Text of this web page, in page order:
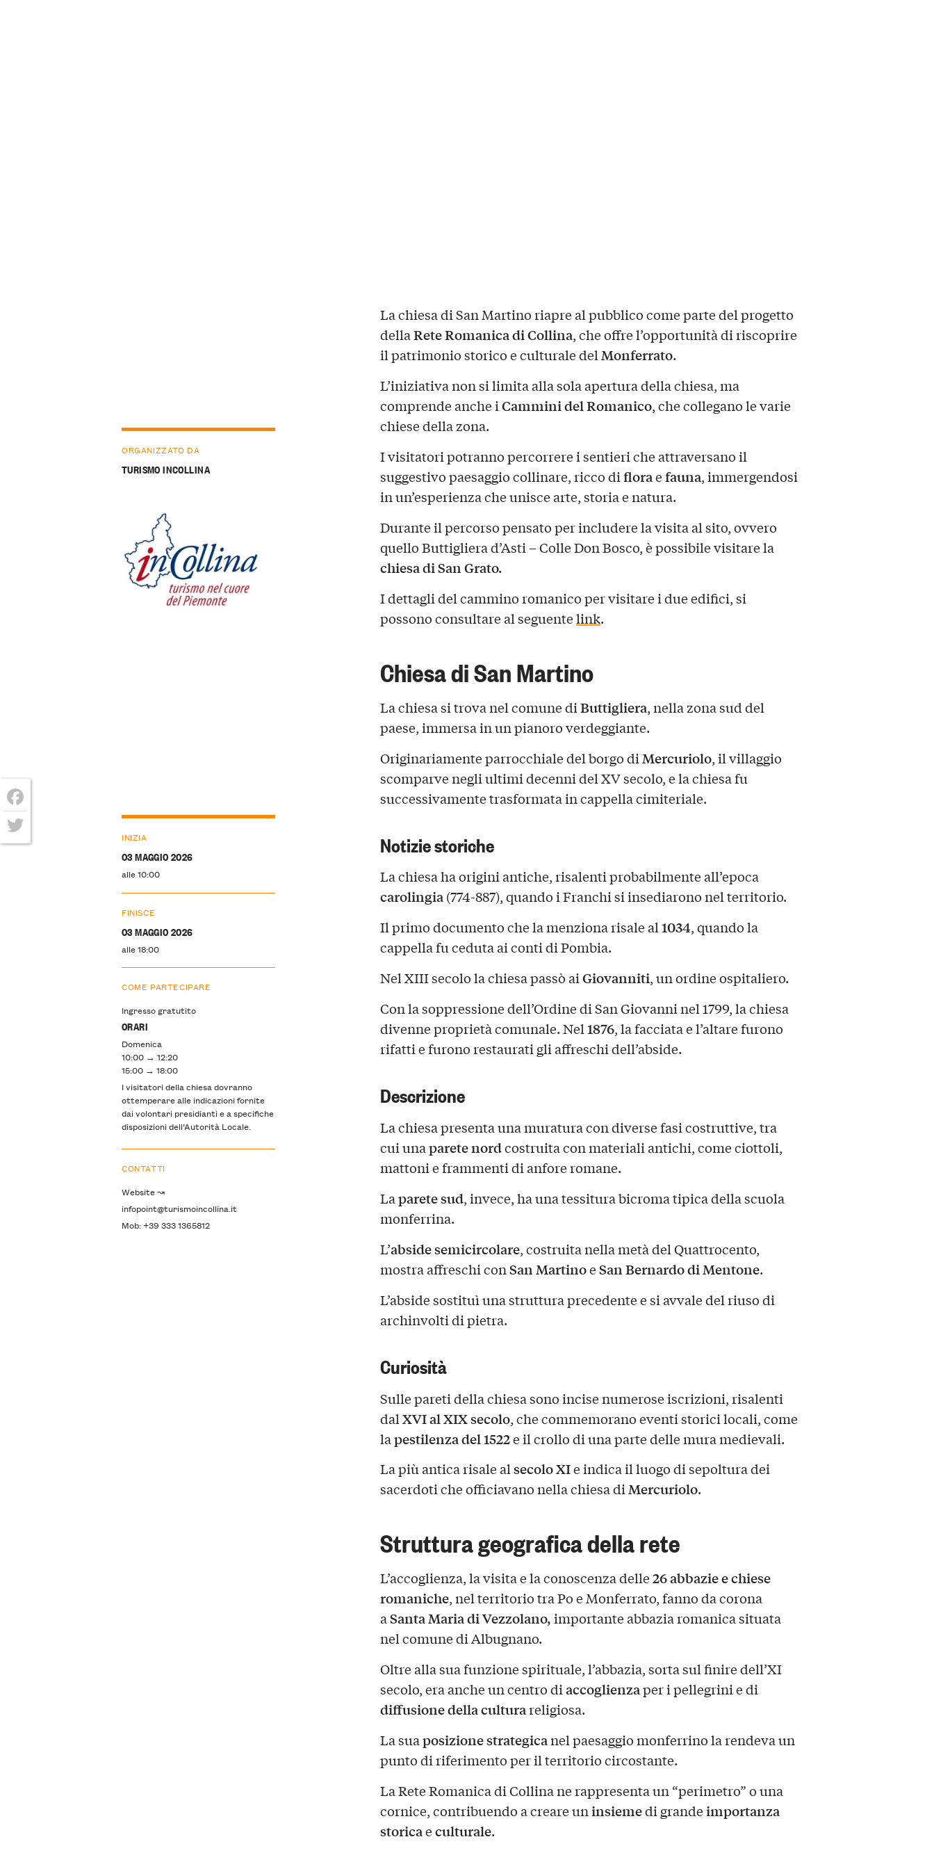
La chiesa di San Martino riapre al pubblico come parte del progetto
dellaRete Romanica di Collina, che offre l’opportunità di riscoprire
il patrimonio storico e culturale delMonferrato.
L’iniziativa non si limita alla sola apertura della chiesa, ma
comprende anche iCammini del Romanico, che collegano le varie
chiese della zona.
I visitatori potranno percorrere i sentieri che attraversano il
suggestivo paesaggio collinare, ricco difloraefauna, immergendosi
in un’esperienza che unisce arte, storia e natura.
Durante il percorso pensato per includere la visita al sito, ovvero
quello Buttigliera d’Asti – Colle Don Bosco, è possibile visitare la
chiesa di San Grato.
I dettagli del cammino romanico per visitare i due edifici, si
possono consultare al seguentelink.
Chiesa di San Martino
La chiesa si trova nel comune diButtigliera, nella zona sud del
paese, immersa in un pianoro verdeggiante.
Originariamente parrocchiale del borgo diMercuriolo, il villaggio
scomparve negli ultimi decenni del XV secolo, e la chiesa fu
successivamente trasformata in cappella cimiteriale.
Notizie storiche
La chiesa ha origini antiche, risalenti probabilmente all’epoca
carolingia(774-887), quando i Franchi si insediarono nel territorio.
Il primo documento che la menziona risale al1034, quando la
cappella fu ceduta ai conti di Pombia.
Nel XIII secolo la chiesa passò aiGiovanniti, un ordine ospitaliero.
Con la soppressione dell’Ordine di San Giovanni nel 1799, la chiesa
divenne proprietà comunale. Nel1876, la facciata e l’altare furono
rifatti e furono restaurati gli affreschi dell’abside.
Descrizione
La chiesa presenta una muratura con diverse fasi costruttive, tra
cui unaparete nordcostruita con materiali antichi, come ciottoli,
mattoni e frammenti di anfore romane.
Laparete sud, invece, ha una tessitura bicroma tipica della scuola
monferrina.
L’abside semicircolare, costruita nella metà del Quattrocento,
mostra affreschi conSan MartinoeSan Bernardo di Mentone.
L’abside sostituì una struttura precedente e si avvale del riuso di
archinvolti di pietra.
Curiosità
Sulle pareti della chiesa sono incise numerose iscrizioni, risalenti
dalXVI al XIX secolo, che commemorano eventi storici locali, come
lapestilenza del 1522e il crollo di una parte delle mura medievali.
La più antica risale alsecolo XIe indica il luogo di sepoltura dei
sacerdoti che officiavano nella chiesa diMercuriolo.
Struttura geografica della rete
L’accoglienza, la visita e la conoscenza delle26abbazie e chiese
romaniche, nel territorio tra Po e Monferrato, fanno da corona
aSanta Maria di Vezzolano,importante abbazia romanica situata
nel comune di Albugnano.
Oltre alla sua funzione spirituale, l’abbazia, sorta sul finire dell’XI
secolo, era anche un centro diaccoglienzaper i pellegrini e di
diffusione della culturareligiosa.
La suaposizione strategicanel paesaggio monferrino la rendeva un
punto di riferimento per il territorio circostante.
La Rete Romanica di Collina ne rappresenta un “perimetro” o una
cornice, contribuendo a creare uninsiemedi grandeimportanza
storicaeculturale.
ORGANIZZATO DA
TURISMO INCOLLINA
INIZIA
03 MAGGIO 2026
alle 10:00
FINISCE
03 MAGGIO 2026
alle 18:00
COME PARTECIPARE
Ingresso gratutito
ORARI
Domenica
10:00 → 12:20
15:00 → 18:00
I visitatori della chiesa dovranno
ottemperare alle indicazioni fornite
dai volontari presidianti e a specifiche
disposizioni dell’Autorità Locale.
CONTATTI
Website ↝
infopoint@turismoincollina.it
Mob: +39 333 1365812
Facebook
Twitter